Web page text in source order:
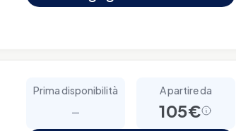
Prima disponibilità
-
A partire da
105€